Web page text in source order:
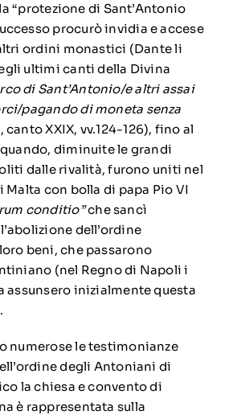
“protezione di Sant’Antonio
procurò invidia e accese
ordini monastici (Dante li
ultimi canti della Divina
di Sant’Antonio/e altri assai
pagando di moneta senza
canto XXIX, vv.124-126), fino al
diminuite le grandi
dalle rivalità, furono uniti nel
Malta con bolla di papa Pio VI
conditio”che sancì
dell’ordine
beni, che passarono
(nel Regno di Napoli i
assunsero inizialmente questa
numerose le testimonianze
degli Antoniani di
la chiesa e convento di
è rappresentata sulla